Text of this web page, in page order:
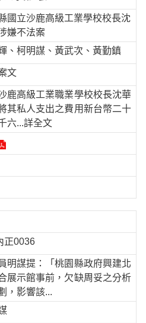
國立沙鹿高級工業學校校長沈
嫌不法案
、柯明謀、黃武次、黃勤鎮
文
鹿高級工業職業學校校長沈華
其私人支出之費用新台幣二十
六...詳全文
正0036
明謀提：「桃園縣政府興建北
展示館事前，欠缺周妥之分析
，影響該...